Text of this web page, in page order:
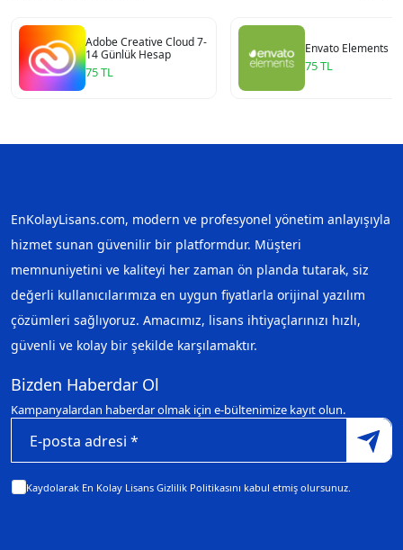
Adobe Creative Cloud 7-
14 Günlük Hesap
75 TL
Envato Elements
75 TL
EnKolayLisans.com, modern ve profesyonel yönetim anlayışıyla
hizmet sunan güvenilir bir platformdur. Müşteri
memnuniyetini ve kaliteyi her zaman ön planda tutarak, siz
değerli kullanıcılarımıza en uygun fiyatlarla orijinal yazılım
çözümleri sağlıyoruz. Amacımız, lisans ihtiyaçlarınızı hızlı,
güvenli ve kolay bir şekilde karşılamaktır.
Bizden Haberdar Ol
Kampanyalardan haberdar olmak için e-bültenimize kayıt olun.
Kaydolarak En Kolay Lisans Gizlilik Politikasını kabul etmiş olursunuz.